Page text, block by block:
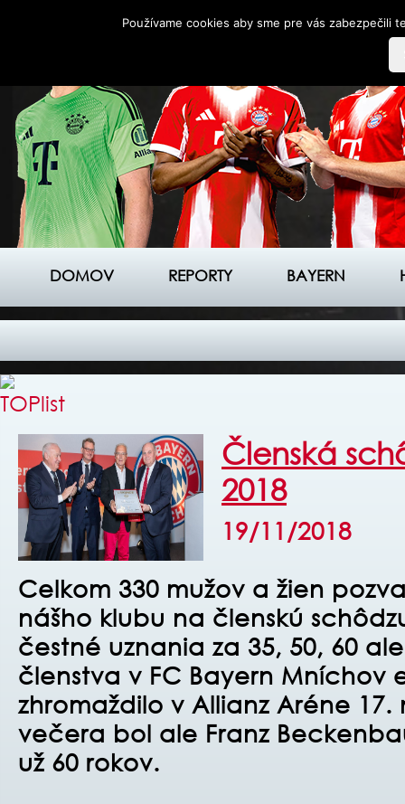
DOMOV REPORTY BAYERN
Členská
2018
19/11/2018
Celkom 330 mužov a žien
nášho klubu na členskú
čestné uznania za 35, 50, 60
členstva v FC Bayern Mníchov
zhromaždilo v Allianz Aréne
večera bol ale Franz
už 60 rokov.
Používame cookies aby sme pre vás zabezpečili